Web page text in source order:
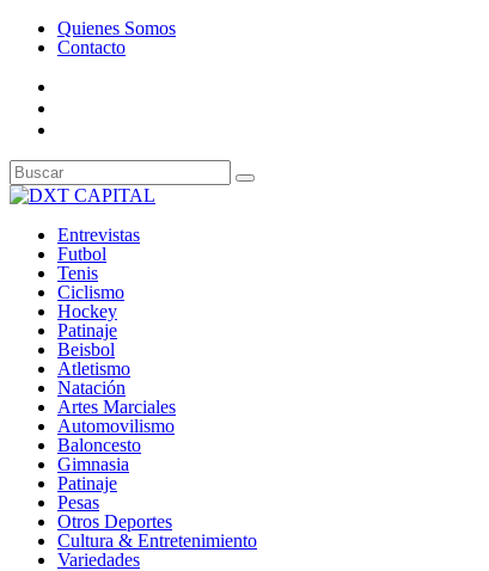
Quienes Somos
Contacto
Entrevistas
Futbol
Tenis
Ciclismo
Hockey
Patinaje
Beisbol
Atletismo
Natación
Artes Marciales
Automovilismo
Baloncesto
Gimnasia
Patinaje
Pesas
Otros Deportes
Cultura & Entretenimiento
Variedades